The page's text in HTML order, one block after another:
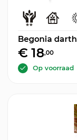
Begonia
€ 18,00
Op voorraad